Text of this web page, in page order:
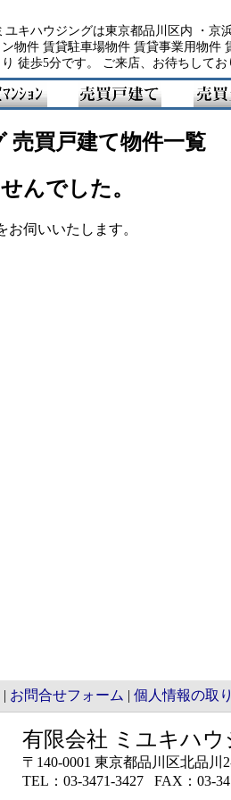
ユキハウジングは東京都品川区内 ・京
物件 賃貸駐車場物件 賃貸事業用物件
徒歩5分です。 ご来店、お待ちしてお
売買戸建て物件一覧
んでした。
伺いいたします。
| お問合せフォーム | 個人情報の取
有限会社 ミユキハ
〒140-0001 東京都品川区北品川
TEL：03-3471-3427 FAX：03-